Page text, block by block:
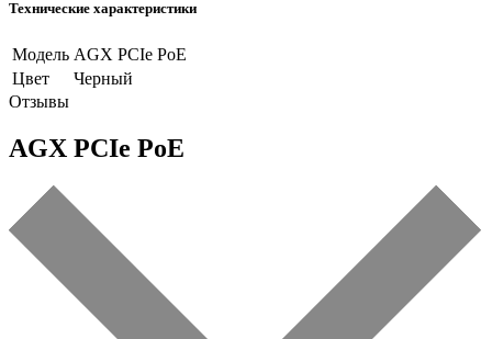
Технические характеристики
Модель AGX PCIe PoE
Цвет
Черный
Отзывы
AGX PCIe PoE